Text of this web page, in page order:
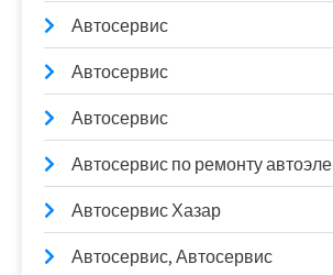
Автосервис
Автосервис
Автосервис
Автосервис по ремонту
Автосервис Хазар
Автосервис, Автосервис